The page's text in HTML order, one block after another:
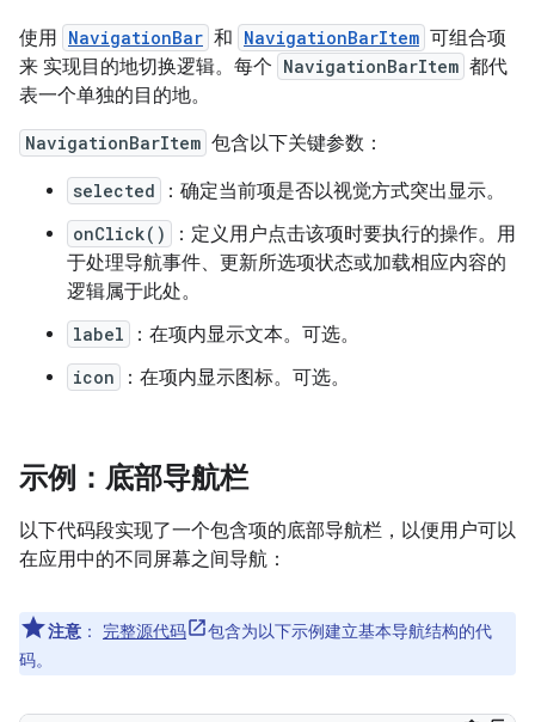
使用 NavigationBar 和 NavigationBarItem 可组合项
来 实现目的地切换逻辑。每个 NavigationBarItem 都代
表一个单独的目的地。
NavigationBarItem 包含以下关键参数：
selected ：确定当前项是否以视觉方式突出显示。
onClick()
：定义用户点击该项时要执行的操作。用
于处理导航事件、更新所选项状态或加载相应内容的
逻辑属于此处。
label ：在项内显示文本。可选。
icon ：在项内显示图标。可选。
示例：底部导航栏
以下代码段实现了一个包含项的底部导航栏，以便用户可以
在应用中的不同屏幕之间导航：
注意 ： 完整源代码
包含为以下示例建立基本导航结构的代
码。